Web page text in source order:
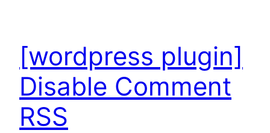
[wordpress plugin]
Disable Comment
RSS